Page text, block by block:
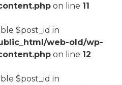
on line 11
$post_id in
web-old/wp-
on line 12
$post_id in